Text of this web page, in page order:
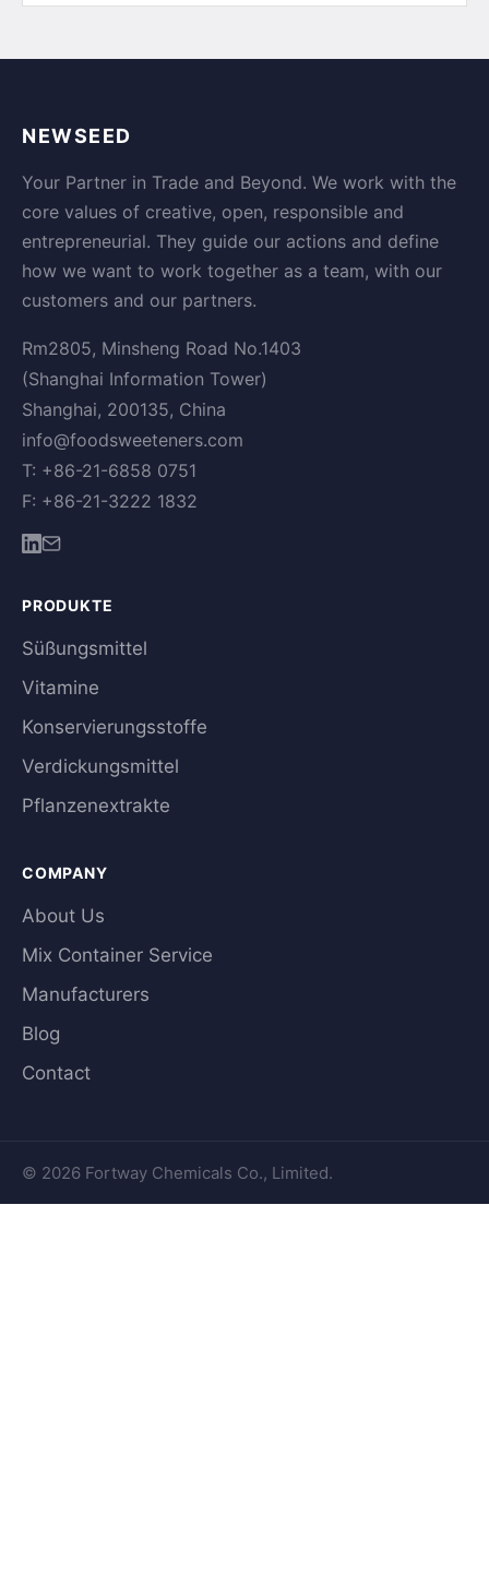
NEWSEED
Your Partner in Trade and Beyond. We work with the
core values of creative, open, responsible and
entrepreneurial. They guide our actions and define
how we want to work together as a team, with our
customers and our partners.
Rm2805, Minsheng Road No.1403
(Shanghai Information Tower)
Shanghai, 200135, China
info@foodsweeteners.com
T: +86-21-6858 0751
F: +86-21-3222 1832
PRODUKTE
Süßungsmittel
Vitamine
Konservierungsstoffe
Verdickungsmittel
Pflanzenextrakte
COMPANY
About Us
Mix Container Service
Manufacturers
Blog
Contact
© 2026 Fortway Chemicals Co., Limited.